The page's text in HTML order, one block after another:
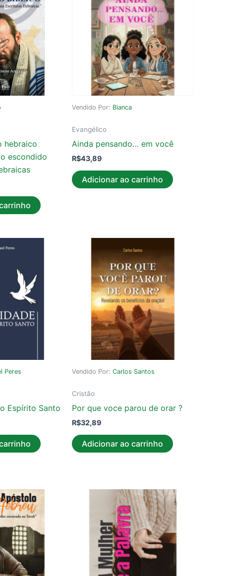
hebraico
escondido
Vendido Por: Bianca
Evangélico
Ainda pensando… em você
R$43,89
Adicionar ao carrinho
Peres
Espírito Santo
Vendido Por: Carlos Santos
Cristão
Por que voce parou de orar ?
R$32,89
Adicionar ao carrinho